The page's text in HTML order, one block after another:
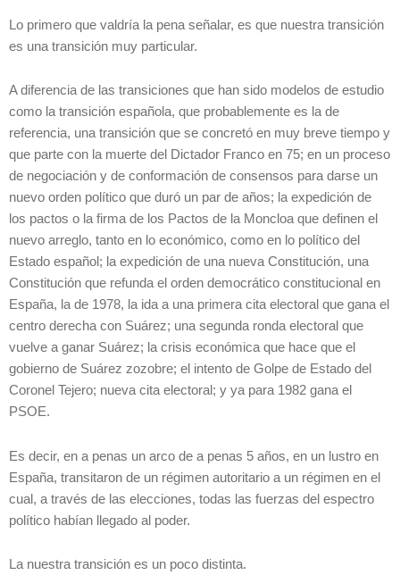
Lo primero que valdría la pena señalar, es que nuestra transición
es una transición muy particular.
A diferencia de las transiciones que han sido modelos de estudio
como la transición española, que probablemente es la de
referencia, una transición que se concretó en muy breve tiempo y
que parte con la muerte del Dictador Franco en 75; en un proceso
de negociación y de conformación de consensos para darse un
nuevo orden político que duró un par de años; la expedición de
los pactos o la firma de los Pactos de la Moncloa que definen el
nuevo arreglo, tanto en lo económico, como en lo político del
Estado español; la expedición de una nueva Constitución, una
Constitución que refunda el orden democrático constitucional en
España, la de 1978, la ida a una primera cita electoral que gana el
centro derecha con Suárez; una segunda ronda electoral que
vuelve a ganar Suárez; la crisis económica que hace que el
gobierno de Suárez zozobre; el intento de Golpe de Estado del
Coronel Tejero; nueva cita electoral; y ya para 1982 gana el
PSOE.
Es decir, en a penas un arco de a penas 5 años, en un lustro en
España, transitaron de un régimen autoritario a un régimen en el
cual, a través de las elecciones, todas las fuerzas del espectro
político habían llegado al poder.
La nuestra transición es un poco distinta.